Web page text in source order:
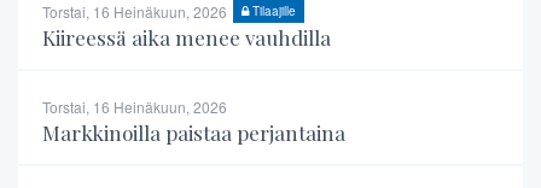
Torstai, 16 Heinäkuun, 2026 Tilaajille
Kiireessä aika menee vauhdilla
Torstai, 16 Heinäkuun, 2026
Markkinoilla paistaa perjantaina